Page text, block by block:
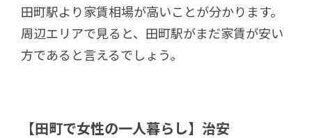
田町駅より家賃相場が高いことが分かります。
周辺エリアで見ると、田町駅がまだ家賃が安い
方であると言えるでしょう。
【田町で女性の一人暮らし】治安